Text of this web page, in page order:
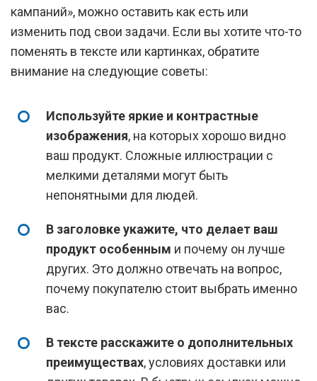
кампаний», можно оставить как есть или
изменить под свои задачи. Если вы хотите что-то
поменять в тексте или картинках, обратите
внимание на следующие советы:
Используйте яркие и контрастные
изображения, на которых хорошо видно
ваш продукт. Сложные иллюстрации с
мелкими деталями могут быть
непонятными для людей.
В заголовке укажите, что делает ваш
продукт особенным и почему он лучше
других. Это должно отвечать на вопрос,
почему покупателю стоит выбрать именно
вас.
В тексте расскажите о дополнительных
преимуществах, условиях доставки или